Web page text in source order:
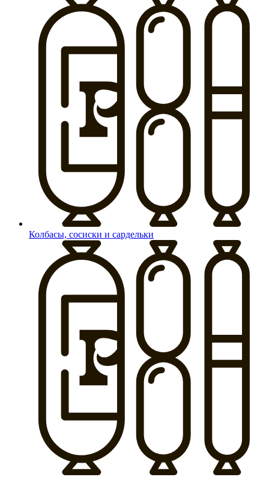
Колбасы, сосиски и сардельки